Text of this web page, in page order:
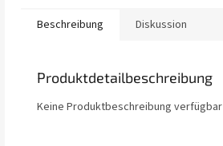
Beschreibung Diskussion
Produktdetailbeschreibung
Keine Produktbeschreibung verfügbar